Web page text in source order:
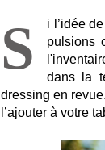
S
i l’idée
pulsions
dans la
dressing en
l’ajouter à votre